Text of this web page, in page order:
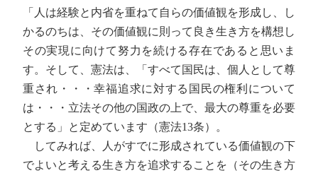
「人は経験と内省を重ねて自らの価値観を形成し、し
かるのちは、その価値観に則って良き生き方を構想し
その実現に向けて努力を続ける存在であると思いま
す。そして、憲法は、「すべて国民は、個人として尊
重され・・・幸福追求に対する国民の権利について
は・・・立法その他の国政の上で、最大の尊重を必要
とする」と定めています（憲法13条）。
してみれば、人がすでに形成されている価値観の下
でよいと考える生き方を追求することを（その生き方